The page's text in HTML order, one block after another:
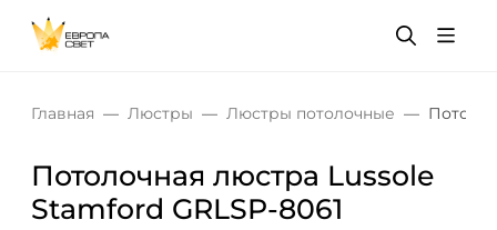
Главная Люстры Люстры потолочные
Потолочная люстра Lussole
Stamford GRLSP-8061